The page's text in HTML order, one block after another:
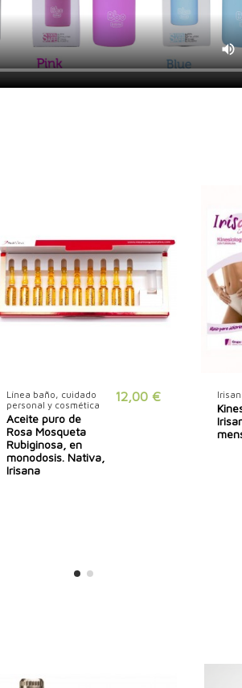
Línea baño, cuidado
personal y cosmética
Aceite puro de
Rosa Mosqueta
Rubiginosa, en
monodosis. Nativa,
Irisana
12,00 €